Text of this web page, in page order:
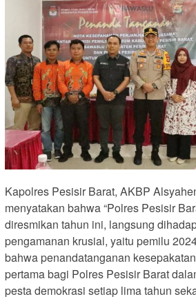
Kapolres Pesisir Barat, AKBP
menyatakan bahwa “Polres Pesisir
diresmikan tahun ini, langsung
pengamanan krusial, yaitu pemilu
bahwa penandatanganan
pertama bagi Polres Pesisir Barat
pesta demokrasi setiap lima tahun